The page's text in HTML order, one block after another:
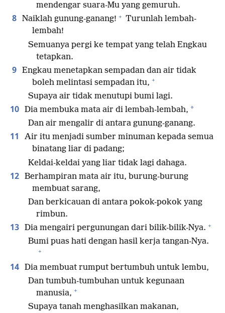
mendengar suara-Mu yang gemuruh.
8 Naiklah gunung-ganang! + Turunlah lembah-
lembah!
Semuanya pergi ke tempat yang telah Engkau
tetapkan.
9 Engkau menetapkan sempadan dan air tidak
boleh melintasi sempadan itu, +
Supaya air tidak menutupi bumi lagi.
10 Dia membuka mata air di lembah-lembah, *
Dan air mengalir di antara gunung-ganang.
11
Air itu menjadi sumber minuman kepada semua
binatang liar di padang;
Keldai-keldai yang liar tidak lagi dahaga.
12 Berhampiran mata air itu, burung-burung
membuat sarang,
Dan berkicauan di antara pokok-pokok yang
rimbun.
13 Dia mengairi pergunungan dari bilik-bilik-Nya. +
Bumi puas hati dengan hasil kerja tangan-Nya.
+
14 Dia membuat rumput bertumbuh untuk lembu,
Dan tumbuh-tumbuhan untuk kegunaan
manusia, +
Supaya tanah menghasilkan makanan,